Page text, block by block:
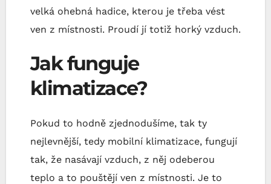
velká ohebná hadice, kterou je třeba vést
ven z místnosti. Proudí jí totiž horký vzduch.
Jak funguje
klimatizace?
Pokud to hodně zjednodušíme, tak ty
nejlevnější, tedy mobilní klimatizace, fungují
tak, že nasávají vzduch, z něj odeberou
teplo a to pouštějí ven z místnosti. Je to